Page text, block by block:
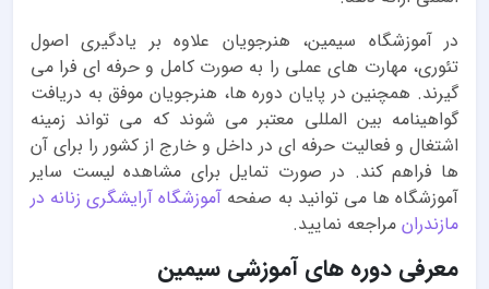
در آموزشگاه سیمین، هنرجویان علاوه بر یادگیری اصول
تئوری، مهارت های عملی را به صورت کامل و حرفه ای فرا می
گیرند. همچنین در پایان دوره ها، هنرجویان موفق به دریافت
گواهینامه بین المللی معتبر می شوند که می تواند زمینه
اشتغال و فعالیت حرفه ای در داخل و خارج از کشور را برای آن
ها فراهم کند. در صورت تمایل برای مشاهده لیست سایر
آموزشگاه ها می توانید به صفحه آموزشگاه آرایشگری زنانه در
مازندران مراجعه نمایید.
معرفی دوره های آموزشی سیمین